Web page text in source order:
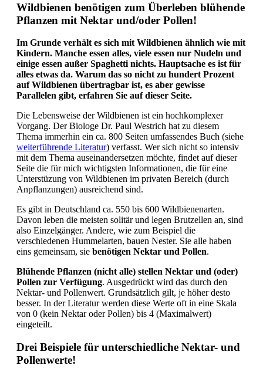
Wildbienen benötigen zum Überleben blühende
Pflanzen mit Nektar und/oder Pollen!
Im Grunde verhält es sich mit Wildbienen ähnlich wie mit
Kindern. Manche essen alles, viele essen nur Nudeln und
einige essen außer Spaghetti nichts. Hauptsache es ist für
alles etwas da. Warum das so nicht zu hundert Prozent
auf Wildbienen übertragbar ist, es aber gewisse
Parallelen gibt, erfahren Sie auf dieser Seite.
Die Lebensweise der Wildbienen ist ein hochkomplexer
Vorgang. Der Biologe Dr. Paul Westrich hat zu diesem
Thema immerhin ein ca. 800 Seiten umfassendes Buch (siehe
weiterführende Literatur) verfasst. Wer sich nicht so intensiv
mit dem Thema auseinandersetzen möchte, findet auf dieser
Seite die für mich wichtigsten Informationen, die für eine
Unterstüzung von Wildbienen im privaten Bereich (durch
Anpflanzungen) ausreichend sind.
Es gibt in Deutschland ca. 550 bis 600 Wildbienenarten.
Davon leben die meisten solitär und legen Brutzellen an, sind
also Einzelgänger. Andere, wie zum Beispiel die
verschiedenen Hummelarten, bauen Nester. Sie alle haben
eins gemeinsam, sie benötigen Nektar und Pollen.
Blühende Pflanzen (nicht alle) stellen Nektar und (oder)
Pollen zur Verfügung. Ausgedrückt wird das durch den
Nektar- und Pollenwert. Grundsätzlich gilt, je höher desto
besser. In der Literatur werden diese Werte oft in eine Skala
von 0 (kein Nektar oder Pollen) bis 4 (Maximalwert)
eingeteilt.
Drei Beispiele für unterschiedliche Nektar- und
Pollenwerte!